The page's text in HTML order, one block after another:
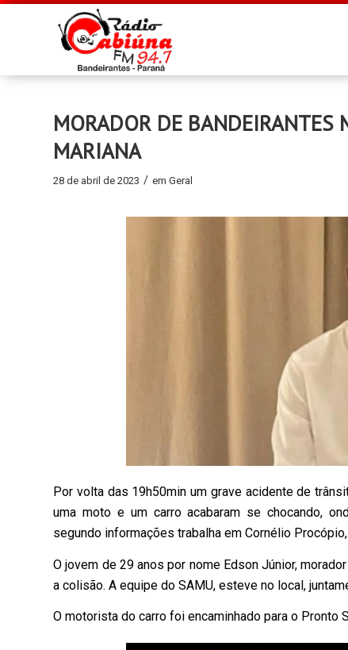
MORADOR DE BANDEIRANTES
MARIANA
28 de abril de 2023 / em Geral
Por volta das 19h50min um grave acidente de
uma moto e um carro acabaram se chocando,
segundo informações trabalha em Cornélio
O jovem de 29 anos por nome Edson Júnior,
a colisão. A equipe do SAMU, esteve no local,
O motorista do carro foi encaminhado para o Pronto